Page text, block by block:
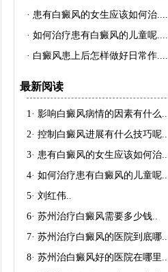
· 患有白癜风的女生应该如何治....
· 如何治疗患有白癜风的儿童呢....
· 白癜风患上后怎样做好日常作....
最新阅读
1· 影响白癜风病情的因素有什么..
2· 控制白癜风进展有什么技巧呢..
3· 患有白癜风的女生应该如何治..
4· 如何治疗患有白癜风的儿童呢..
5· 刘红伟..
6· 苏州治疗白癜风需要多少钱..
7· 苏州治疗白癜风的医院到底哪..
8· 苏州治白癜风好的医院在哪里 ..